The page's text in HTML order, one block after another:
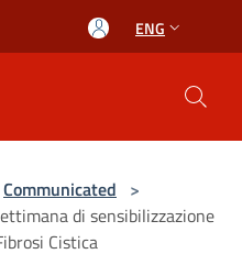
ENG
Communicated >
di sensibilizzazione
Cistica